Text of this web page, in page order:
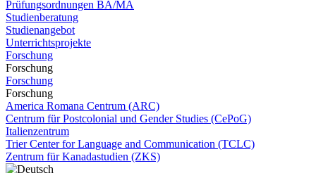
Prüfungsordnungen BA/MA
Studienberatung
Studienangebot
Unterrichtsprojekte
Forschung
Forschung
Forschung
Forschung
America Romana Centrum (ARC)
Centrum für Postcolonial und Gender Studies (CePoG)
Italienzentrum
Trier Center for Language and Communication (TCLC)
Zentrum für Kanadastudien (ZKS)